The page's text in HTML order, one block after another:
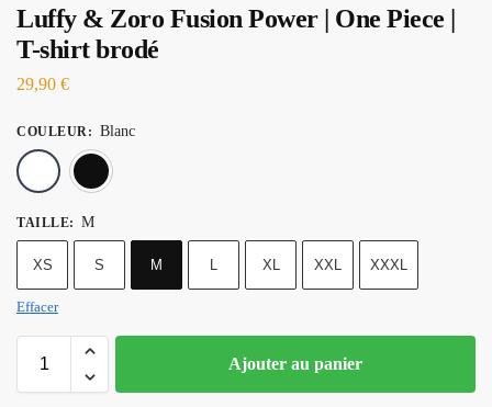
Luffy & Zoro Fusion Power | One Piece |
T-shirt brodé
29,90 €
COULEUR : Blanc
TAILLE: M
XS S M L XL XXL XXXL
Effacer
Ajouter au panier